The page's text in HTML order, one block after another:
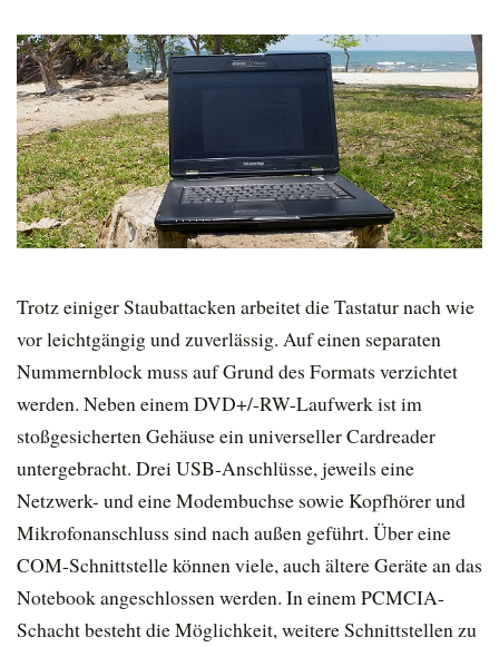
Trotz einiger Staubattacken arbeitet die Tastatur nach wie
vor leichtgängig und zuverlässig. Auf einen separaten
Nummernblock muss auf Grund des Formats verzichtet
werden. Neben einem DVD+/-RW-Laufwerk ist im
stoßgesicherten Gehäuse ein universeller Cardreader
untergebracht. Drei USB-Anschlüsse, jeweils eine
Netzwerk- und eine Modembuchse sowie Kopfhörer und
Mikrofonanschluss sind nach außen geführt. Über eine
COM-Schnittstelle können viele, auch ältere Geräte an das
Notebook angeschlossen werden. In einem PCMCIA-
Schacht besteht die Möglichkeit, weitere Schnittstellen zu